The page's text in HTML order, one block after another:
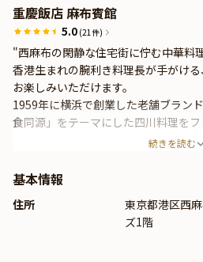
重慶飯店 麻布賓館
5.0 (21件)
"西麻布の閑静な住宅街に佇む中華料
香港生まれの腕利き料理長が手がけ
お楽しみいただけます。
1959年に横浜で創業した老舗ブラン
食同源」をテーマにした四川料理を
供。中華・四川料理の新たな世界を表
続きを読む
基本情報
住所
東京都港区西
ズ1階